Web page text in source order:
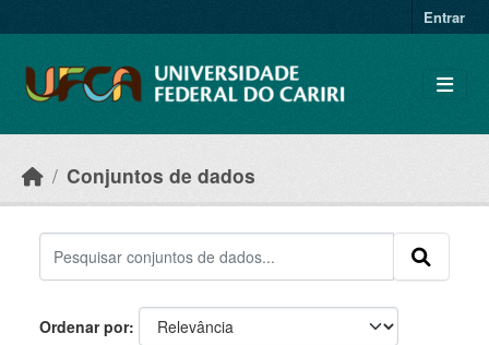
Entrar
Conjuntos de dados
Ordenar por